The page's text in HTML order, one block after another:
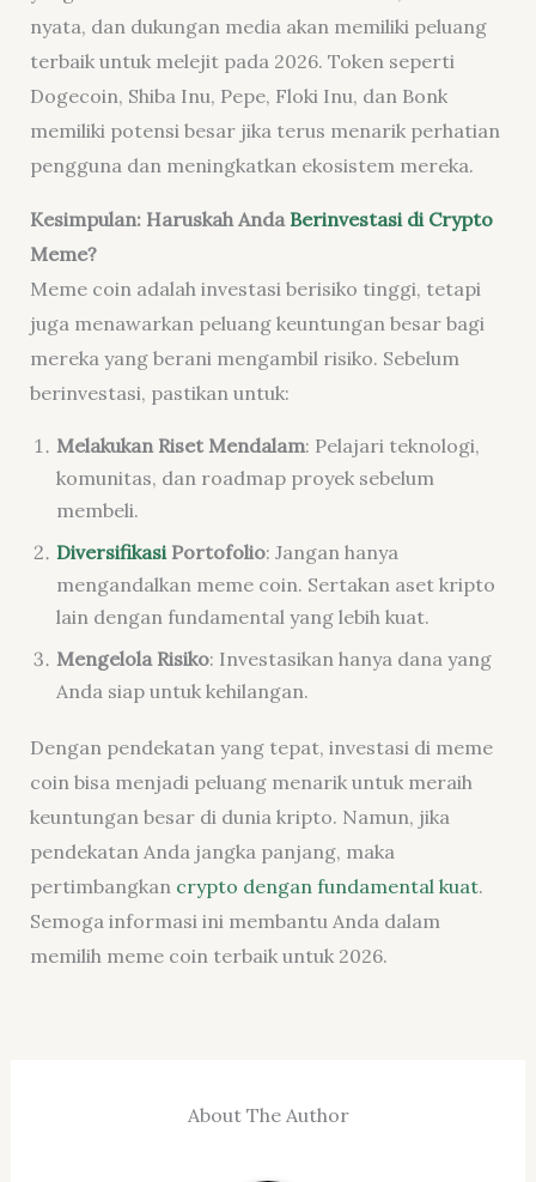
nyata, dan dukungan media akan memiliki peluang
terbaik untuk melejit pada 2026. Token seperti
Dogecoin, Shiba Inu, Pepe, Floki Inu, dan Bonk
memiliki potensi besar jika terus menarik perhatian
pengguna dan meningkatkan ekosistem mereka.
Kesimpulan: Haruskah Anda Berinvestasi di Crypto
Meme?
Meme coin adalah investasi berisiko tinggi, tetapi
juga menawarkan peluang keuntungan besar bagi
mereka yang berani mengambil risiko. Sebelum
berinvestasi, pastikan untuk:
Melakukan Riset Mendalam: Pelajari teknologi,
komunitas, dan roadmap proyek sebelum
membeli.
DiversifikasiPortofolio: Jangan hanya
mengandalkan meme coin. Sertakan aset kripto
lain dengan fundamental yang lebih kuat.
Mengelola Risiko: Investasikan hanya dana yang
Anda siap untuk kehilangan.
Dengan pendekatan yang tepat, investasi di meme
coin bisa menjadi peluang menarik untuk meraih
keuntungan besar di dunia kripto. Namun, jika
pendekatan Anda jangka panjang, maka
pertimbangkan crypto dengan fundamental kuat.
Semoga informasi ini membantu Anda dalam
memilih meme coin terbaik untuk 2026.
About The Author